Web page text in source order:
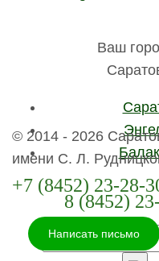
Слуховые
Ваш
8 (8452)
© 2014 - 2026
имени С. Л.
+7 (8452) 23-28-
Написать письмо